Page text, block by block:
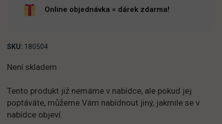
Online objednávka = dárek zdarma!
SKU: 180504
Není skladem
Tento produkt již nemáme v nabídce, ale pokud jej
poptáváte, můžeme Vám nabídnout jiný, jakmile se v
nabídce objeví.